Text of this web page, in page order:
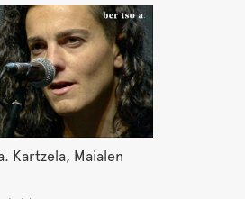
Kartzela, Maialen